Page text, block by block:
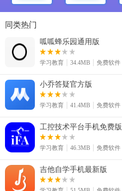
同类热门
呱呱蜂乐园通用版
学习教育 34.4MB 免费软件
小乔答疑官方版
学习教育 41.4MB 免费软件
工控技术平台手机免费版
学习教育 46.3MB 免费软件
吉他自学手机最新版